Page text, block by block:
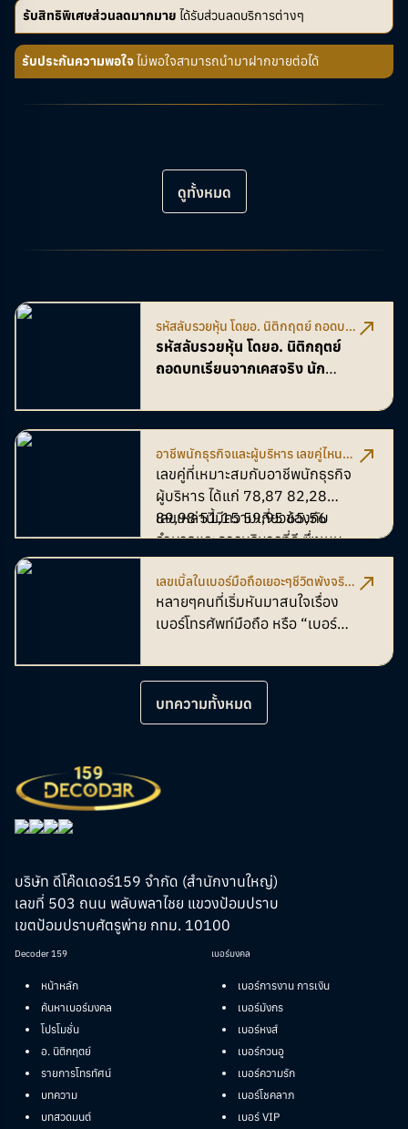
รับสิทธิพิเศษส่วนลดมากมาย ได้รับส่วนลดบริการต่างๆ
รับประกันความพอใจไม่พอใจสามารถนำมาฝากขายต่อได้
ดูทั้งหมด
รหัสลับรวยหุ้น โดยอ. นิติกฤตย์ ถอดบท
เรียนจากเคสจริง นักลงทุน-โบรกเกอร์
พลิกพอร์ตด้วยเลขมงคล
รหัสลับรวยหุ้น โดยอ. นิติกฤตย์
ถอดบทเรียนจากเคสจริง นัก
เลขมงคล
อาชีพนักธุรกิจและผู้บริหาร เลขคู่ไหนที่
เหมาะสม ส่งเสริมความเป็นผู้นำ
เลขคู่ที่เหมาะสมกับอาชีพนักธุรกิจ
ผู้บริหาร ได้แก่ 78,87 82,28
89,98 51,15 59,95 65,56
เลขเหล่านี้มีความเกี่ยวข้องกับ
อำนาจและการบริหารที่ดี ซึ่งเหมาะ
สำหรับนักธุรกิจผู้บริหารที่ต้องการ
ใช้ความคิดและการวางแผนในการ
ทำงาน
เลขเบิ้ลในเบอร์มือถือเยอะๆชีวิตพังจริง
ไหม
หลายๆคนที่เริ่มหันมาสนใจเรื่อง
เบอร์โทรศัพท์มือถือ หรือ “เบอร์
ว่า "เลขเบิ้ล" หรือเลขซ้ำๆกันใน
เบอร์โทรศัพท์นั้น
ไม่ดี
ไหม? วันนี้เราจะมาไขข้อสงสัยกัน
บทความทั้งหมด
บริษัท ดีโค๊ดเดอร์159 จำกัด (สำนักงานใหญ่)
เลขที่ 503 ถนน พลับพลาไชย แขวงป้อมปราบ
เขตป้อมปราบศัตรูพ่าย กทม. 10100
Decoder 159
หน้าหลัก
ค้นหาเบอร์มงคล
โปรโมชั่น
อ. นิติกฤตย์
รายการโทรทัศน์
บทความ
บทสวดมนต์
เบอร์มงคล
เบอร์การงาน การเงิน
เบอร์มังกร
เบอร์หงส์
เบอร์กวนอู
เบอร์ความรัก
เบอร์โชคลาภ
เบอร์ VIP